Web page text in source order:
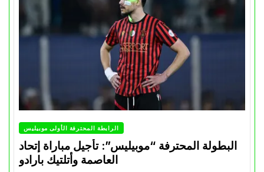
الرابطة المحترفة الأولى موبيليس
البطولة المحترفة “موبيليس”: تأجيل مباراة إتحاد
العاصمة وأتلتيك بارادو